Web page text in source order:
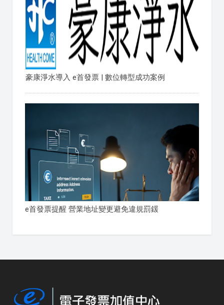
豪康淨水導入 e首發票 | 數位轉型成功案例
e首發票提醒 營業地址變更避免違規罰鍰